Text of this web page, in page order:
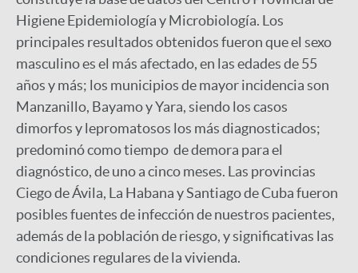
Higiene Epidemiología y Microbiología. Los
principales resultados obtenidos fueron que el sexo
masculino es el más afectado, en las edades de 55
años y más; los municipios de mayor incidencia son
Manzanillo, Bayamo y Yara, siendo los casos
dimorfos y lepromatosos los más diagnosticados;
predominó como tiempo de demora para el
diagnóstico, de uno a cinco meses. Las provincias
Ciego de Ávila, La Habana y Santiago de Cuba fueron
posibles fuentes de infección de nuestros pacientes,
además de la población de riesgo, y significativas las
condiciones regulares de la vivienda.